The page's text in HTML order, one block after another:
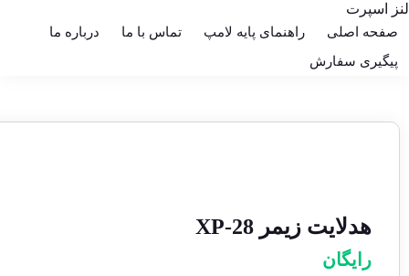
لنز اسپرت
صفحه اصلی راهنمای پایه لامپ تماس با ما
درباره ما
پیگیری سفارش
هدلایت زیمر XP-28
رایگان